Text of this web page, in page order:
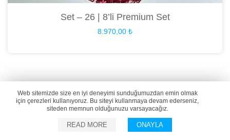
Set – 26 | 8’li Premium Set
8.970,00 ₺
Web sitemizde size en iyi deneyimi sunduğumuzdan emin olmak
için çerezleri kullanıyoruz. Bu siteyi kullanmaya devam ederseniz,
siteden memnun olduğunuzu varsayacağız.
READ MORE ONAYLA